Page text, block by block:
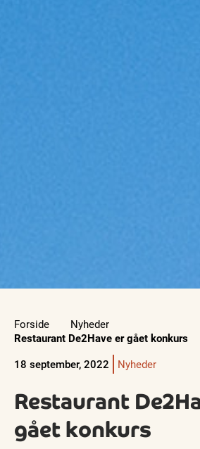
Forside
Nyheder
Restaurant De2Have er gået konkurs
18 september, 2022
Nyheder
Restaurant
gået konkurs